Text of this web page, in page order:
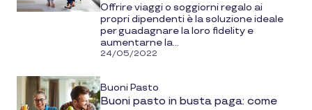
Offrire viaggi o soggiorni regalo ai
propri dipendenti è la soluzione ideale
per guadagnare la loro fidelity e
aumentarne la...
24/05/2022
Buoni Pasto
Buoni pasto in busta paga: come